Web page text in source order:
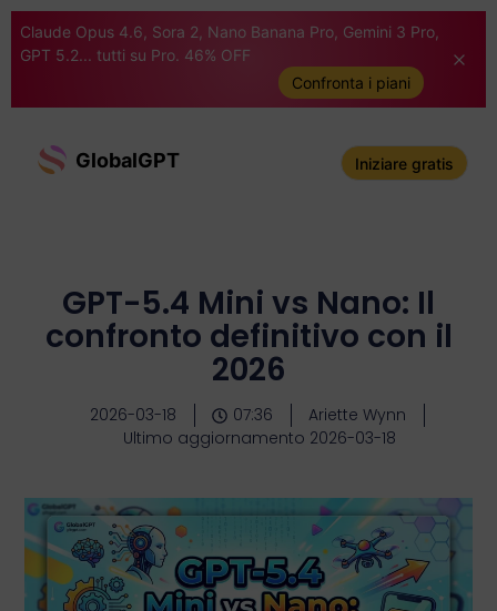
Claude Opus 4.6, Sora 2, Nano Banana Pro, Gemini 3 Pro,
GPT 5.2... tutti su Pro. 46% OFF
Confronta i piani
GlobalGPT Iniziare gratis
GPT-5.4 Mini vs Nano: Il
confronto definitivo con il
2026
2026-03-18 07:36
Ariette Wynn
Ultimo aggiornamento 2026-03-18